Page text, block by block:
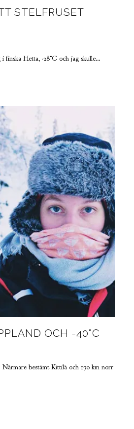
STELFRUSET
finska Hetta, -28°C och jag skulle…
OCH -40°C
bestämt Kittilä och 170 km norr